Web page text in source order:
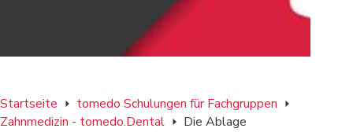
Startseite
tomedo Schulungen für Fachgruppen
Zahnmedizin - tomedo.Dental
Die Ablage